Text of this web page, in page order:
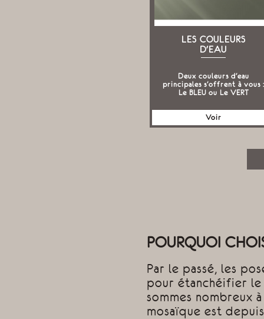
LES COULEURS
D'EAU
Deux couleurs d'eau
principales s'offrent à vous :
Le BLEU ou Le VERT
Voir
POURQUOI
Par le passé, les
pour étanchéifier le
sommes nombreux
mosaïque est